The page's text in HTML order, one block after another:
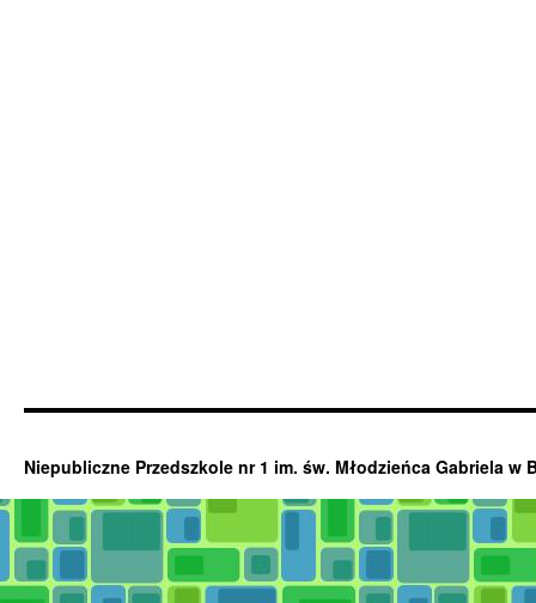
Niepubliczne Przedszkole nr 1 im. św. Młodzieńca Gabriela w